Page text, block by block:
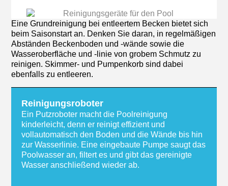
Eine Grundreinigung bei entleertem Becken bietet sich
beim Saisonstart an. Denken Sie daran, in regelmäßigen
Abständen Beckenboden und -wände sowie die
Wasseroberfläche und -linie von grobem Schmutz zu
reinigen. Skimmer- und Pumpenkorb sind dabei
ebenfalls zu entleeren.
Reinigungsroboter
Ein Putzroboter macht die Poolreinigung
kinderleicht, denn er reinigt effizient und
vollautomatisch den Boden und die Wände bis hin
zur Wasserlinie. Eine eingebaute Pumpe saugt das
Poolwasser an, filtert es und gibt das gereinigte
Wasser anschließend wieder ab.